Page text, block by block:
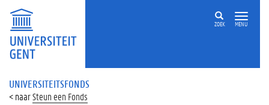
ZOEK MENU
UNIVERSITEITSFONDS
Steun een Fonds